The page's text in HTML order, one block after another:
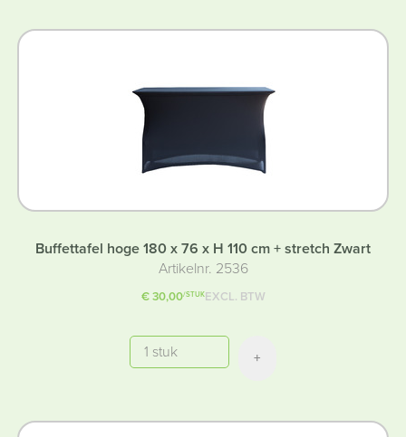
Buffettafel hoge 180 x 76 x H 110 cm + stretch Zwart
Artikelnr. 2536
€ 30,00/STUKEXCL. BTW
Aantal
+